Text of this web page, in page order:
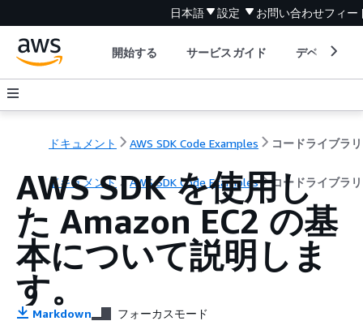
日本語 設定 お問い合わせフィー
開始する サービスガイド デベロッパ
ドキュメント AWS SDK Code Examples コードライブラリ
ドキュメント AWS SDK Code Examples コードライブラリ
AWS SDK を使用し
た Amazon EC2 の基
本について説明しま
す。
Markdown フォーカスモード